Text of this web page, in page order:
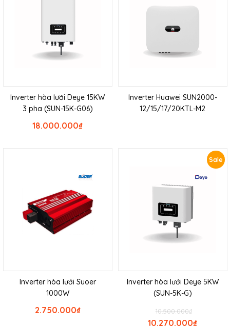
Inverter hòa lưới Deye 15KW
3 pha (SUN-15K-G06)
₫
18.000.000
Inverter Huawei SUN2000-
12/15/17/20KTL-M2
Inverter hòa lưới Suoer
1000W
₫
2.750.000
Sale
Inverter hòa lưới Deye 5KW
(SUN-5K-G)
₫
10.500.000
₫
10.270.000